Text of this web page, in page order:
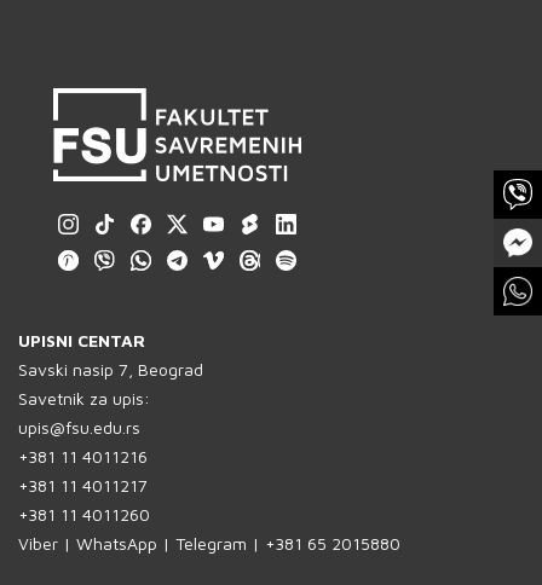
UPISNI CENTAR
Savski nasip 7, Beograd
Savetnik za upis:
upis@fsu.edu.rs
+381 11 4011216
+381 11 4011217
+381 11 4011260
Viber | WhatsApp | Telegram | +381 65 2015880